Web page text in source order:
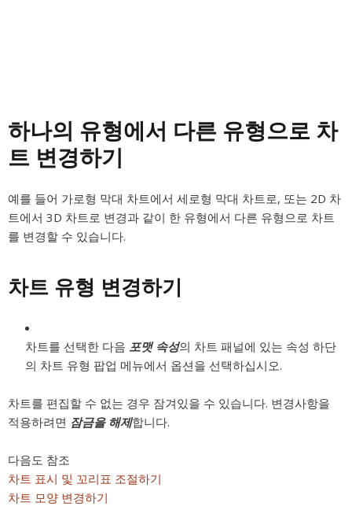
하나의 유형에서 다른 유형으로 차
트 변경하기
예를 들어 가로형 막대 차트에서 세로형 막대 차트로, 또는 2D 차
트에서 3D 차트로 변경과 같이 한 유형에서 다른 유형으로 차트
를 변경할 수 있습니다.
차트 유형 변경하기
차트를 선택한 다음 포맷 속성의 차트 패널에 있는 속성 하단
의 차트 유형 팝업 메뉴에서 옵션을 선택하십시오.
차트를 편집할 수 없는 경우 잠겨있을 수 있습니다. 변경사항을
적용하려면 잠금을 해제합니다.
다음도 참조
차트 표시 및 꼬리표 조절하기
차트 모양 변경하기